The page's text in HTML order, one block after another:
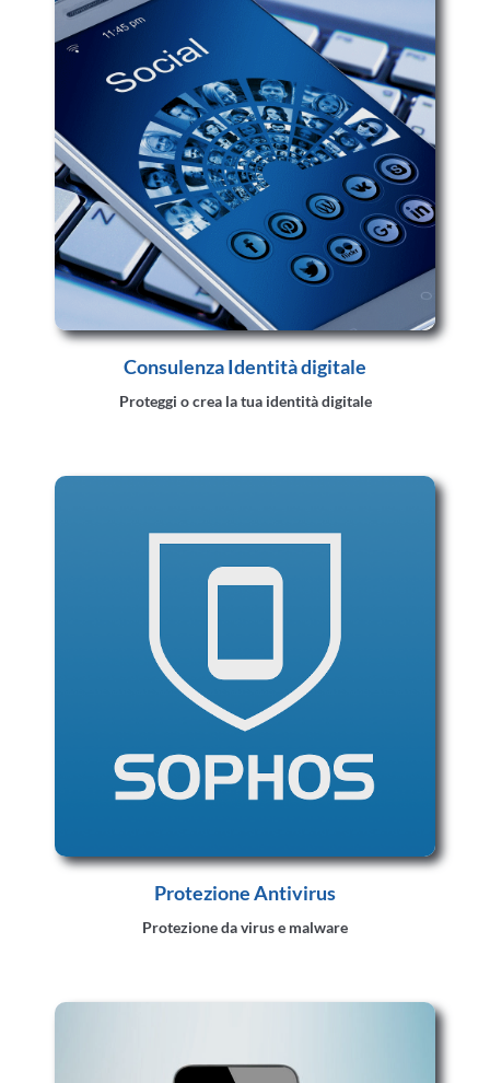
Consulenza Identità digitale
Proteggi o crea la tua identità digitale
Protezione Antivirus
Protezione da virus e malware